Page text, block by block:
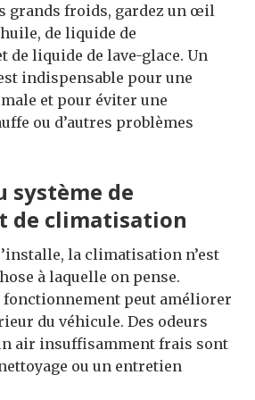
grands froids, gardez un œil
de liquide de
de liquide de lave-glace. Un
indispensable pour une
et pour éviter une
ou d’autres problèmes
système de
de climatisation
la climatisation n’est
à laquelle on pense.
fonctionnement peut améliorer
du véhicule. Des odeurs
air insuffisamment frais sont
ou un entretien